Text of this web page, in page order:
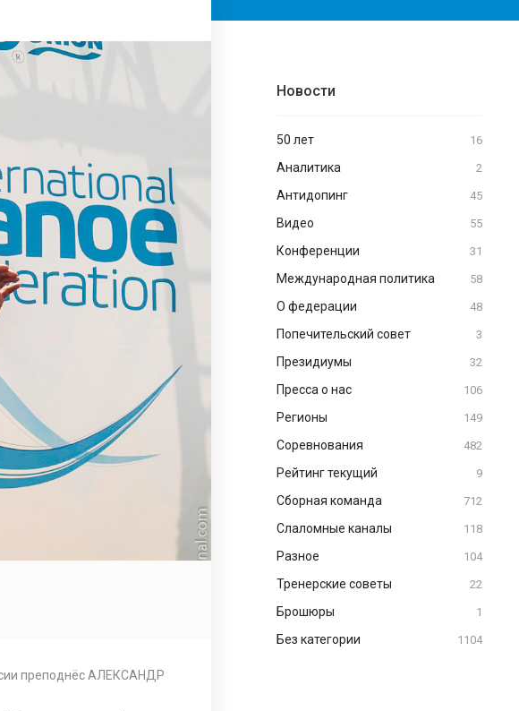
Новости
50 лет 16
Аналитика 2
Антидопинг 45
Видео 55
Конференции 31
Международная политика 58
О федерации 48
Попечительский совет 3
Президиумы 32
Пресса о нас 106
Регионы 149
Соревнования 482
Рейтинг текущий 9
Сборная команда 712
Слаломные каналы 118
Разное 104
Тренерские советы 22
Брошюры 1
Без категории 1104
преподнёс АЛЕКСАНДР